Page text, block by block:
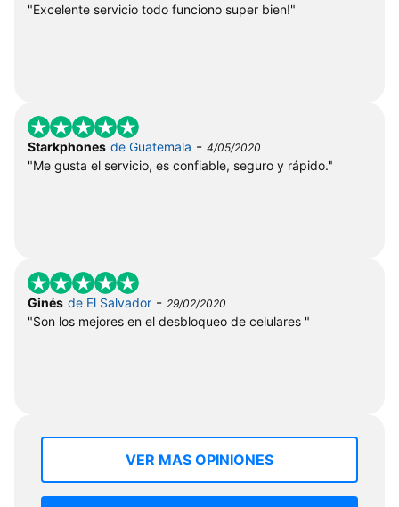
"Excelente servicio todo funciono super bien!"
Starkphones de Guatemala - 4/05/2020
"Me gusta el servicio, es confiable, seguro y rápido."
Ginés de El Salvador - 29/02/2020
"Son los mejores en el desbloqueo de celulares "
VER MAS OPINIONES